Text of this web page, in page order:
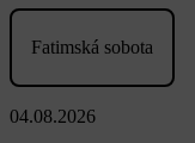
Fatimská sobota
04.08.2026